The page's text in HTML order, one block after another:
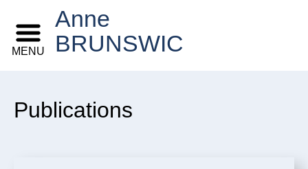
Anne
BRUNSWIC
MENU
Publications